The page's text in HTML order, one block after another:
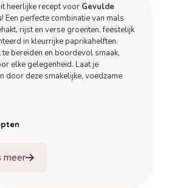
heerlijke recept voor Gevulde
! Een perfecte combinatie van mals
rijst en verse groenten, feestelijk
in kleurrijke paprikahelften.
te bereiden en boordevol smaak,
elke gelegenheid. Laat je
door deze smakelijke, voedzame
meer